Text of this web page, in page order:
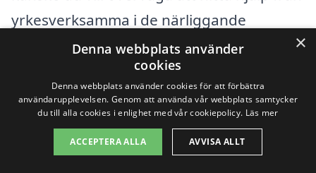
yrkesverksamma i de närliggande
städerna. Detta kan inte bara spara tid,
utan också säkerställa ett kvalitativt
resultat.
Det finns flera fördelar med att anlita ett
×
Denna webbplats använder
cookies
Denna webbplats använder cookies för att förbättra
användarupplevelsen. Genom att använda vår webbplats samtycker
du till alla cookies i enlighet med vår cookiepolicy. Läs mer
ACCEPTERA ALLA AVVISA ALLT